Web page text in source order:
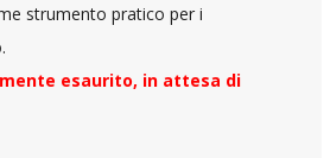
strumento pratico per i
esaurito, in attesa di